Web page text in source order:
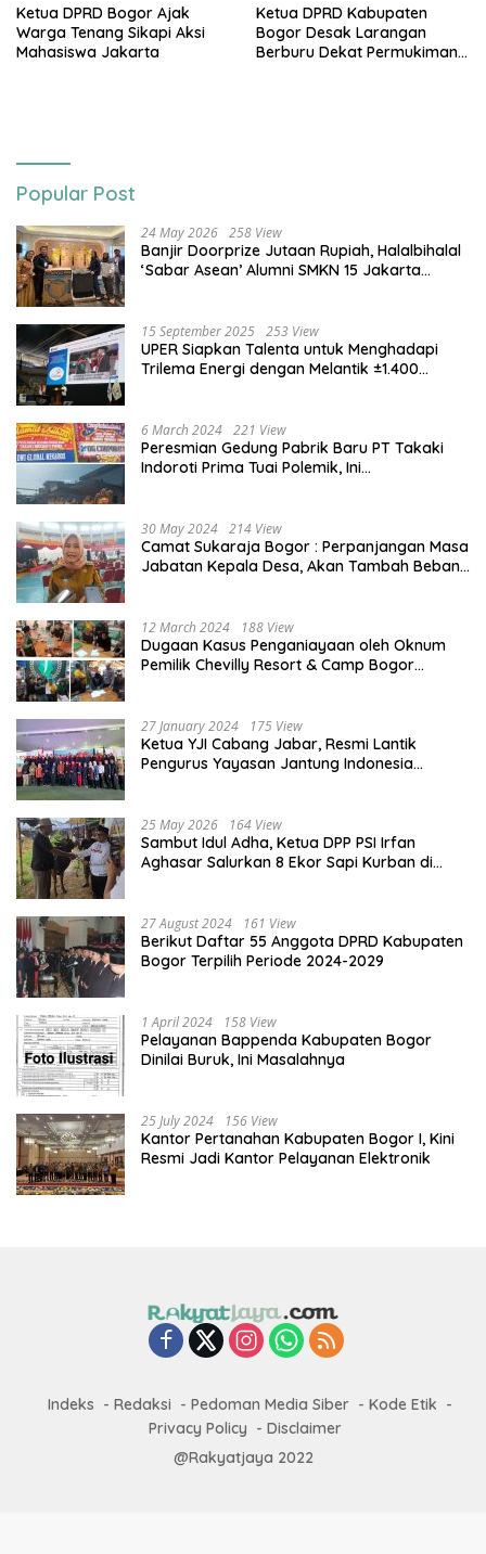
Ketua DPRD Bogor Ajak
Warga Tenang Sikapi Aksi
Mahasiswa Jakarta
Ketua DPRD Kabupaten
Bogor Desak Larangan
Berburu Dekat Permukiman
Popular Post
24 May 2026 258 View
Banjir Doorprize Jutaan Rupiah, Halalbihalal
‘Sabar Asean’ Alumni SMKN 15 Jakarta
15 September 2025 253 View
UPER Siapkan Talenta untuk Menghadapi
Trilema Energi dengan Melantik ±1.400
6 March 2024 221 View
Peresmian Gedung Pabrik Baru PT Takaki
Indoroti Prima Tuai Polemik, Ini
30 May 2024 214 View
Camat Sukaraja Bogor : Perpanjangan Masa
Jabatan Kepala Desa, Akan Tambah Beban
12 March 2024 188 View
Dugaan Kasus Penganiayaan oleh Oknum
Pemilik Chevilly Resort & Camp Bogor
27 January 2024 175 View
Ketua YJI Cabang Jabar, Resmi Lantik
Pengurus Yayasan Jantung Indonesia
25 May 2026 164 View
Sambut Idul Adha, Ketua DPP PSI Irfan
Aghasar Salurkan 8 Ekor Sapi Kurban di
27 August 2024 161 View
Berikut Daftar 55 Anggota DPRD Kabupaten
Bogor Terpilih Periode 2024-2029
1 April 2024 158 View
Pelayanan Bappenda Kabupaten Bogor
Dinilai Buruk, Ini Masalahnya
25 July 2024 156 View
Kantor Pertanahan Kabupaten Bogor I, Kini
Resmi Jadi Kantor Pelayanan Elektronik
Indeks Redaksi Pedoman Media Siber
Kode Etik
Privacy Policy
Disclaimer
@Rakyatjaya 2022